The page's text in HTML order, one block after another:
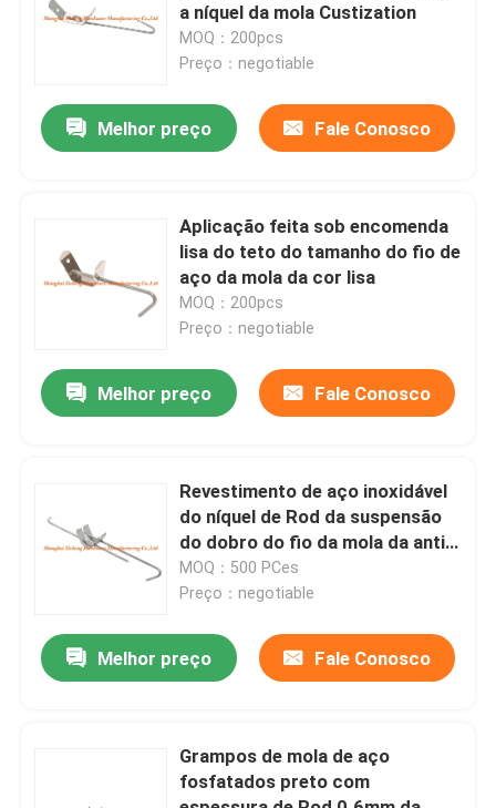
Excursão da fábrica
Contacte-nos
Peça umas citações
Painel de acesso de alumínio
a níquel da mola Custization
MOQ：200pcs
Preço：negotiable
Melhor preço Fale Conosco
Aplicação feita sob encomenda
lisa do teto do tamanho do fio de
aço da mola da cor lisa
MOQ：200pcs
Preço：negotiable
Melhor preço Fale Conosco
Revestimento de aço inoxidável
do níquel de Rod da suspensão
do dobro do fio da mola da anti
oxidação
MOQ：500 PCes
Preço：negotiable
Melhor preço Fale Conosco
Grampos de mola de aço
fosfatados preto com